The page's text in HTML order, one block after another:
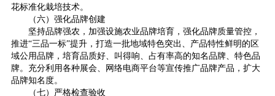
花标准化栽培技术。
（六）强化品牌创建
坚持品牌强农，加强设施农业品牌培育，强化品牌质量管控，
推进“三品一标”提升，打造一批地域特色突出、产品特性鲜明的区
域公用品牌，培育品质好、叫得响、占有率高的知名品牌、特色品
牌。充分利用各种展会、网络电商平台等宣传推广品牌产品，扩大
品牌知名度。
（七）严格检查验收